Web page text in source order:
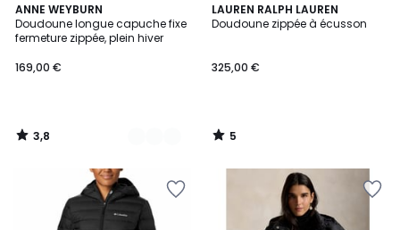
ANNE WEYBURN
Doudoune longue capuche fixe
fermeture zippée, plein hiver
169,00 €
3,8
/ 5
3
Couleurs
3,8
/
LAUREN RALPH LAUREN
Doudoune zippée à écusson
325,00 €
5
/
5
/